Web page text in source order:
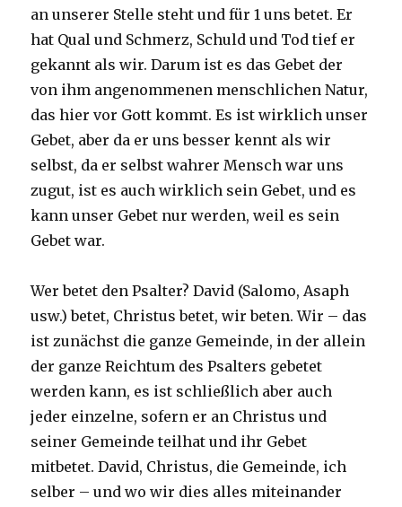
an unserer Stelle steht und für 1 uns betet. Er
hat Qual und Schmerz, Schuld und Tod tief er
gekannt als wir. Darum ist es das Gebet der
von ihm angenommenen menschlichen Natur,
das hier vor Gott kommt. Es ist wirklich unser
Gebet, aber da er uns besser kennt als wir
selbst, da er selbst wahrer Mensch war uns
zugut, ist es auch wirklich sein Gebet, und es
kann unser Gebet nur werden, weil es sein
Gebet war.
Wer betet den Psalter? David (Salomo, Asaph
usw.) betet, Christus betet, wir beten. Wir – das
ist zunächst die ganze Gemeinde, in der allein
der ganze Reichtum des Psalters gebetet
werden kann, es ist schließlich aber auch
jeder einzelne, sofern er an Christus und
seiner Gemeinde teilhat und ihr Gebet
mitbetet. David, Christus, die Gemeinde, ich
selber – und wo wir dies alles miteinander